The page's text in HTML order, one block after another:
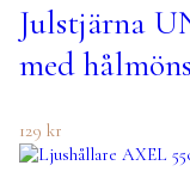
Julstjärna
med
129 kr